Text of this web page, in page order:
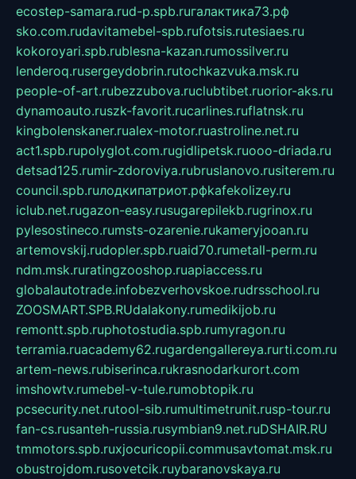
ecostep-samara.rud-p.spb.ruгалактика73.рф
sko.com.rudavitamebel-spb.rufotsis.rutesiaes.ru
kokoroyari.spb.rublesna-kazan.rumossilver.ru
lenderoq.rusergeydobrin.rutochkazvuka.msk.ru
people-of-art.rubezzubova.ruclubtibet.ruorior-aks.ru
dynamoauto.ruszk-favorit.rucarlines.ruflatnsk.ru
kingbolenskaner.rualex-motor.ruastroline.net.ru
act1.spb.rupolyglot.com.rugidlipetsk.ruooo-driada.ru
detsad125.rumir-zdoroviya.rubruslanovo.rusiterem.ru
council.spb.ruлодкипатриот.рфkafekolizey.ru
iclub.net.rugazon-easy.rusugarepilekb.rugrinox.ru
pylesostineco.rumsts-ozarenie.rukameryjooan.ru
artemovskij.rudopler.spb.ruaid70.rumetall-perm.ru
ndm.msk.ruratingzooshop.ruapiaccess.ru
globalautotrade.infobezverhovskoe.rudrsschool.ru
ZOOSMART.SPB.RUdalakony.rumedikijob.ru
remontt.spb.ruphotostudia.spb.rumyragon.ru
terramia.ruacademy62.rugardengallereya.rurti.com.ru
artem-news.rubiserinca.rukrasnodarkurort.com
imshowtv.rumebel-v-tule.rumobtopik.ru
pcsecurity.net.rutool-sib.rumultimetrunit.rusp-tour.ru
fan-cs.rusanteh-russia.rusymbian9.net.ruDSHAIR.RU
tmmotors.spb.ruxjocuricopii.commusavtomat.msk.ru
obustrojdom.rusovetcik.ruybaranovskaya.ru